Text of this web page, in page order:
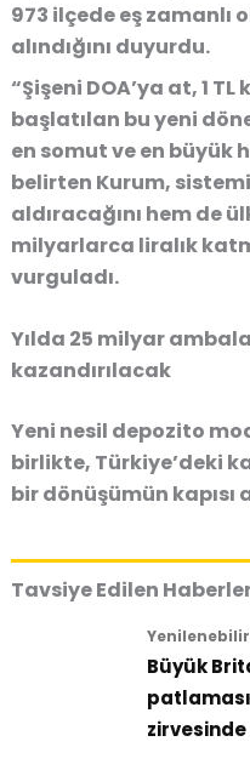
973 ilçede eş
alındığını duyurdu.
“Şişeni DOA’ya at, 1
başlatılan bu yeni
en somut ve en büyük
belirten Kurum,
aldıracağını hem de
milyarlarca liralık
vurguladı.
Yılda 25 milyar
kazandırılacak
Yeni nesil depozito
birlikte, Türkiye’deki
bir dönüşümün kapısı
Tavsiye Edilen
Büyük
zirvesinde